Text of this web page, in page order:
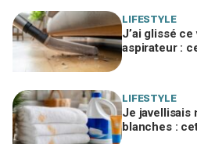
LIFESTYLE
J’ai glissé
aspirateur :
LIFESTYLE
Je javellisais
blanches :